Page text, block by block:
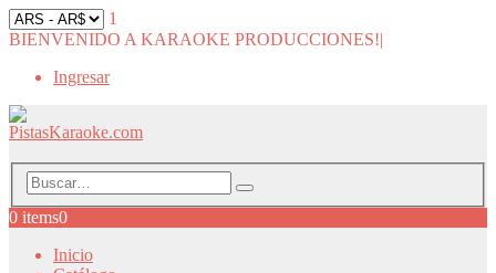
1
BIENVENIDO A KARAOKE PRODUCCIONES!|
Ingresar
0 items0
Inicio